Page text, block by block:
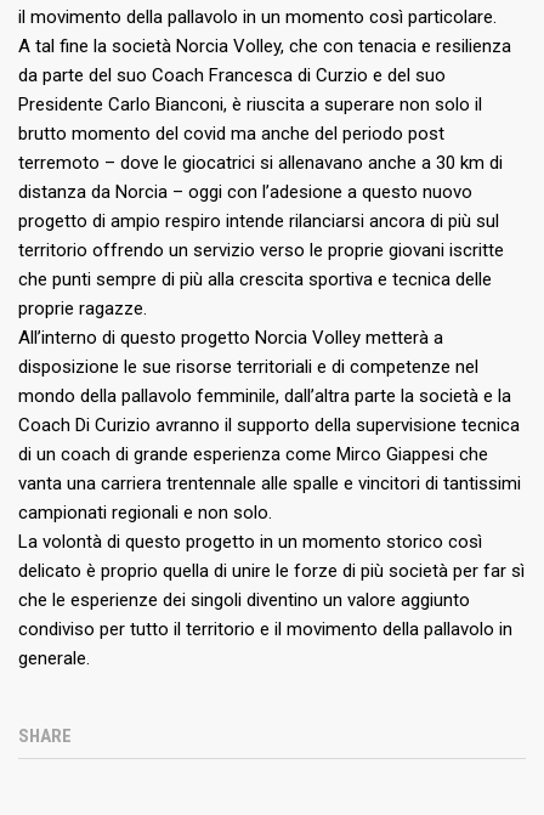
il movimento della pallavolo in un momento così particolare.
A tal fine la società Norcia Volley, che con tenacia e resilienza
da parte del suo Coach Francesca di Curzio e del suo
Presidente Carlo Bianconi, è riuscita a superare non solo il
brutto momento del covid ma anche del periodo post
terremoto – dove le giocatrici si allenavano anche a 30 km di
distanza da Norcia – oggi con l’adesione a questo nuovo
progetto di ampio respiro intende rilanciarsi ancora di più sul
territorio offrendo un servizio verso le proprie giovani iscritte
che punti sempre di più alla crescita sportiva e tecnica delle
proprie ragazze.
All’interno di questo progetto Norcia Volley metterà a
disposizione le sue risorse territoriali e di competenze nel
mondo della pallavolo femminile, dall’altra parte la società e la
Coach Di Curizio avranno il supporto della supervisione tecnica
di un coach di grande esperienza come Mirco Giappesi che
vanta una carriera trentennale alle spalle e vincitori di tantissimi
campionati regionali e non solo.
La volontà di questo progetto in un momento storico così
delicato è proprio quella di unire le forze di più società per far sì
che le esperienze dei singoli diventino un valore aggiunto
condiviso per tutto il territorio e il movimento della pallavolo in
generale.
SHARE